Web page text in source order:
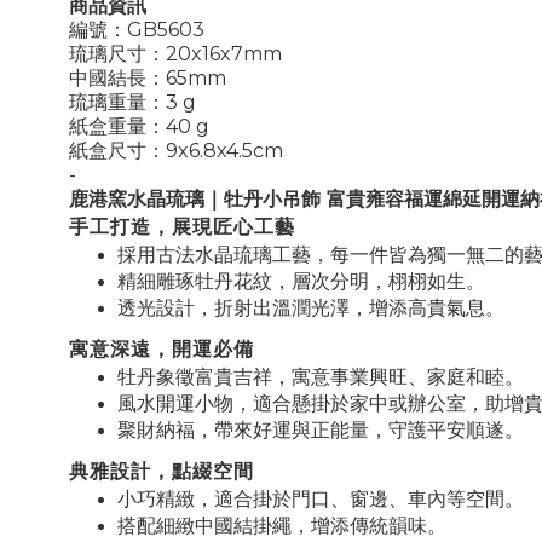
商品資訊
編號：GB5603
琉璃尺寸：20x16x7mm
中國結長：65mm
琉璃重量：3 g
紙盒重量：40 g
紙盒尺寸：9x6.8x4.5cm
-
鹿港窯水晶琉璃｜牡丹小吊飾 富貴雍容福運綿延開運
手工打造，展現匠心工藝
採用古法水晶琉璃工藝，每一件皆為獨一無二的藝
精細雕琢牡丹花紋，層次分明，栩栩如生。
透光設計，折射出溫潤光澤，增添高貴氣息。
寓意深遠，開運必備
牡丹象徵富貴吉祥，寓意事業興旺、家庭和睦。
風水開運小物，適合懸掛於家中或辦公室，助增貴
聚財納福，帶來好運與正能量，守護平安順遂。
典雅設計，點綴空間
小巧精緻，適合掛於門口、窗邊、車內等空間。
搭配細緻中國結掛繩，增添傳統韻味。